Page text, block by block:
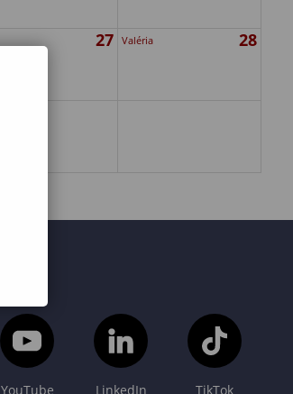
27 Valéria 28
YouTube LinkedIn TikTok